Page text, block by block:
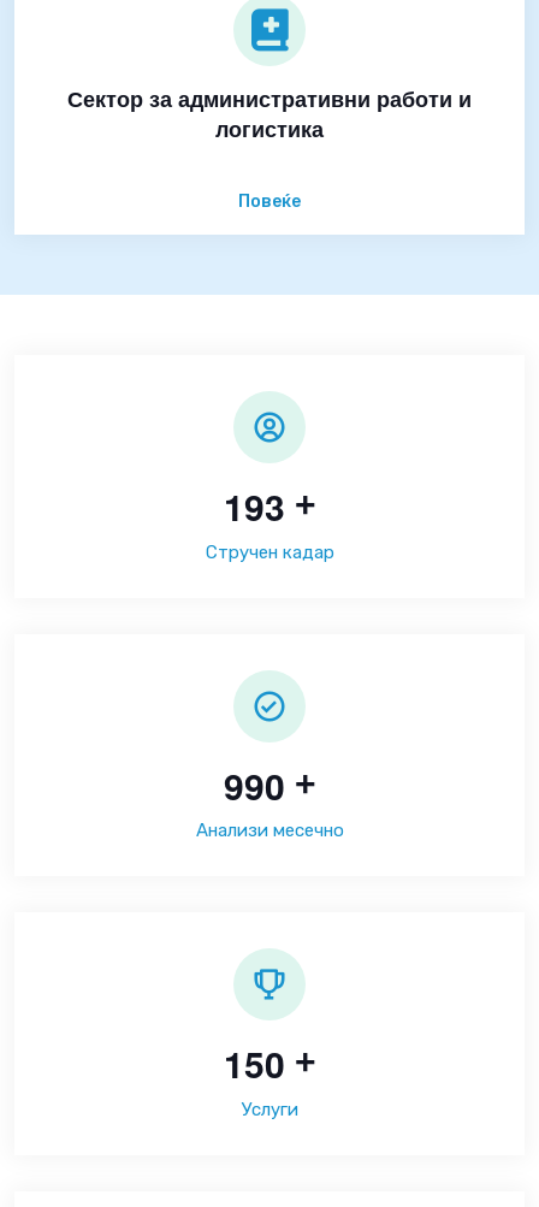
Сектор за административни работи и
логистика
Повеќе
193 +
Стручен кадар
990 +
Анализи месечно
150 +
Услуги